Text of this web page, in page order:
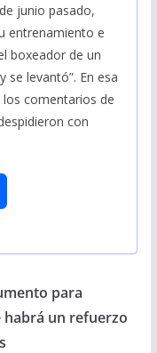
junio pasado,
entrenamiento e
boxeador de un
se levantó”. En esa
comentarios de
con
r
para
habrá un refuerzo